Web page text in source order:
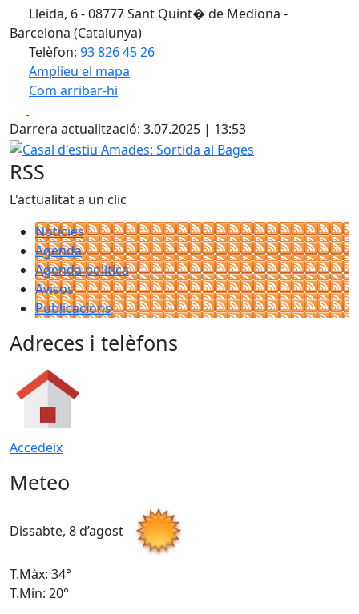
Lleida, 6 - 08777 Sant Quint� de Mediona -
Barcelona (Catalunya)
Telèfon: 93 826 45 26
Amplieu el mapa
Com arribar-hi
+
−
Darrera actualització: 3.07.2025 | 13:53
Casal d'estiu Amades: Sortida al Bages
RSS
L'actualitat a un clic
Notícies
Agenda
Agenda política
Avisos
Publicacions
Adreces i telèfons
Accedeix
Meteo
Dissabte, 8 d’agost
T.Màx: 34°
T.Min: 20°